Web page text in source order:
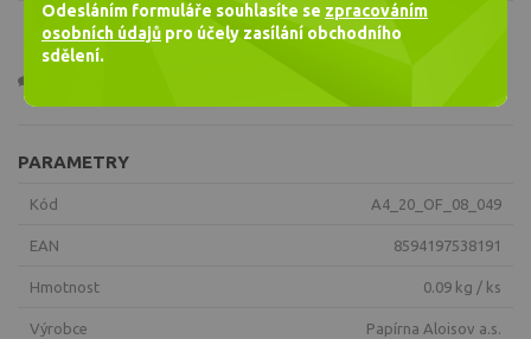
PARAMETRY
Kód A4_20_OF_08_049
EAN 8594197538191
Hmotnost 0.09 kg / ks
Výrobce Papírna Aloisov a.s.
Odesláním formuláře souhlasíte se zpracováním
osobních údajů pro účely zasílání obchodního
sdělení.